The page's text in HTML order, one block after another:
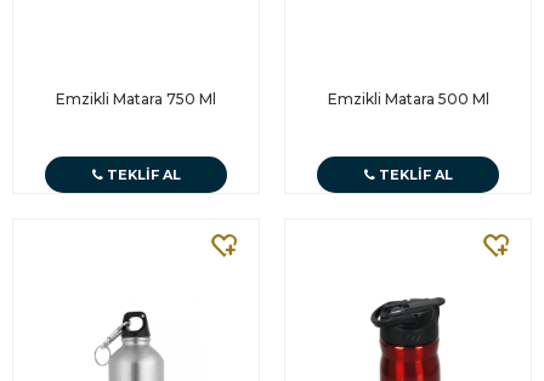
Emzikli Matara 750 Ml
TEKLIF AL
Emzikli Matara 500 Ml
TEKLIF AL